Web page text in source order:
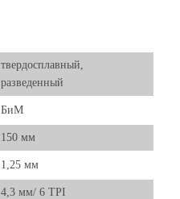
твердосплавный,
разведенный
БиМ
150 мм
1,25 мм
4,3 мм/ 6 TPI